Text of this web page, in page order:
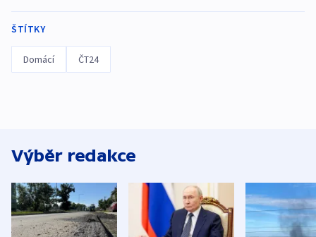
ŠTÍTKY
Domácí ČT24
Výběr redakce